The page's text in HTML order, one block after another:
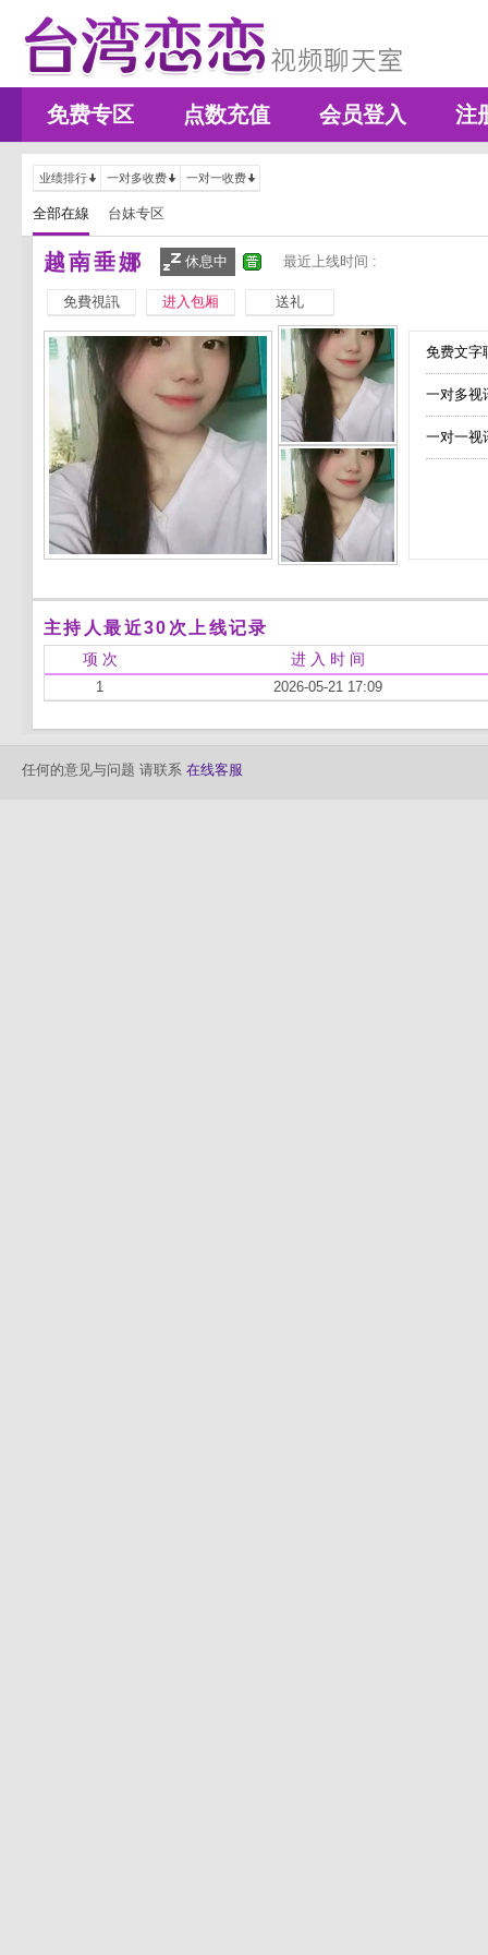
免费专区 点数充值 会员登入 注
业绩排行 一对多收费 一对一收费
全部在線 台妹专区
越南垂娜 休息中 最近上线时间 :
免費視訊 进入包厢 送礼
免费文
一对多
一对一
主持人最近30次上线记录
项 次 进 入 时 间
1 2026-05-21 17:09
任何的意见与问题 请联系 在线客服